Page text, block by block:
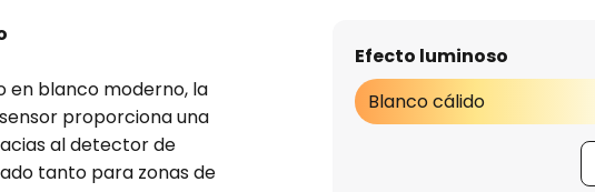
en blanco moderno, la
proporciona una
al detector de
tanto para zonas de
Efecto luminoso
Blanco cálido